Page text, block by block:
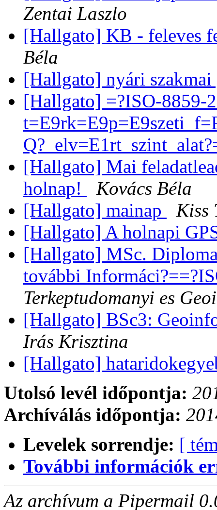
Zentai Laszlo
[Hallgato] KB - feleves
Béla
[Hallgato] nyári
[Hallgato] =?ISO-8859-
[Hallgato] Mai
holnap!
Kovács Béla
[Hallgato] mainap
Kiss
[Hallgato] A holnapi
[Hallgato] MSc.
további
Terkeptudomanyi es
[Hallgato] BSc3:
Irás Krisztina
[Hallgato]
Utolsó levél időpontja:
Archíválás időpontja:
Levelek sorrendje: [
További információk
Az archívum a Pipermail